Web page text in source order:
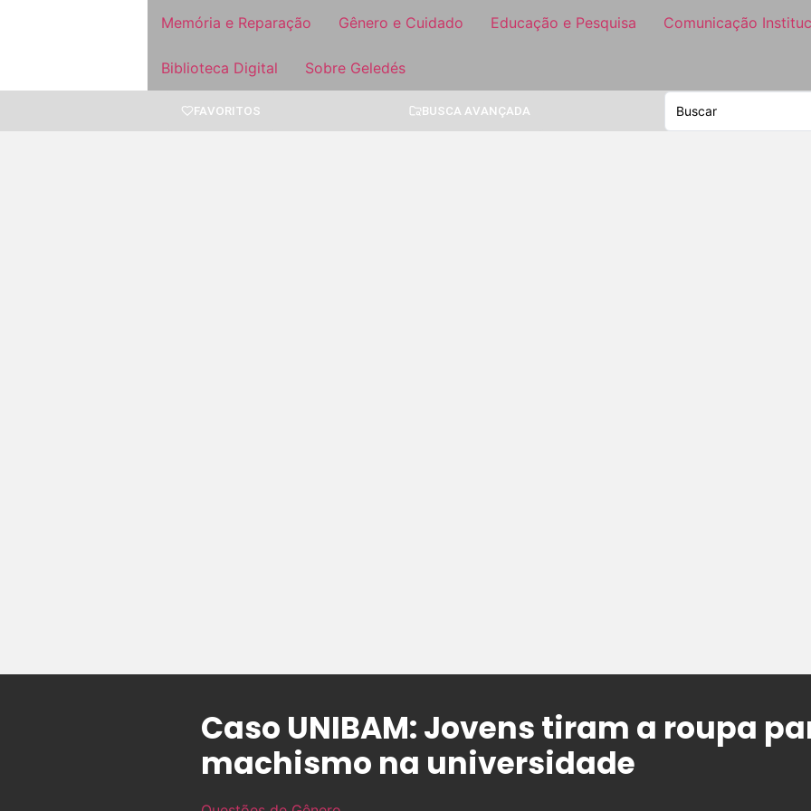
Memória e Reparação Gênero e Cuidado Educação e Pesquisa Comunicação
Biblioteca Digital Sobre Geledés
FAVORITOS BUSCA AVANÇADA
Caso UNIBAM: Jovens tiram a roupa
machismo na universidade